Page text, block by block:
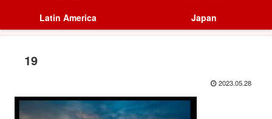
Latin America
Japan
19
2023.05.28